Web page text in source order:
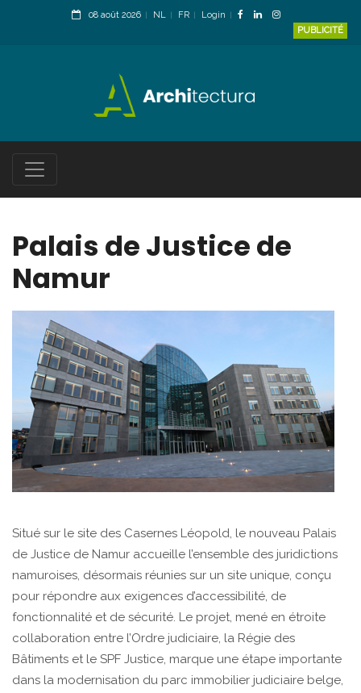
08 août 2026 NL FR
Login
PUBLICITÉ
Palais de Justice de
Namur
Situé sur le site des Casernes Léopold, le nouveau Palais
de Justice de Namur accueille l’ensemble des juridictions
namuroises, désormais réunies sur un site unique, conçu
pour répondre aux exigences d’accessibilité, de
fonctionnalité et de sécurité. Le projet, mené en étroite
collaboration entre l’Ordre judiciaire, la Régie des
Bâtiments et le SPF Justice, marque une étape importante
dans la modernisation du parc immobilier judiciaire belge,